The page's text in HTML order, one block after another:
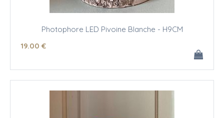
Photophore LED Pivoine Blanche - H9CM
19.00 €